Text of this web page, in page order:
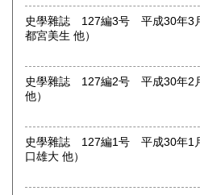
沿線名：京成線
最寄駅：堀切菖蒲園駅徒歩約1分
営業時間：12:00〜17:00
定休日：店舗は雨天休業及び「
指定受取は出来かねます。
書籍の買取について
取り扱い分野
哲学宗教、歴史、社会科学、自然
史學雜誌 127編3号 平成30年3月 （吉井文美/窪添慶文/
都宮美生 他）
史學雜誌 127編2号 平成30年2月 （村井章介/伊藤雅
他）
史學雜誌 127編1号 平成30年1月 （稲垣春樹/荒野泰典/
口雄大 他）